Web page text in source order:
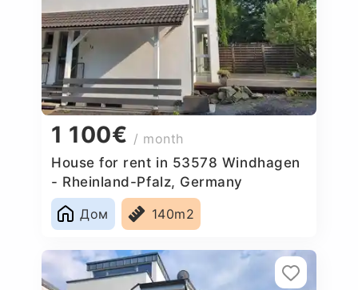
1 100€ / month
House for rent in 53578 Windhagen
- Rheinland-Pfalz, Germany
Дом
140m2